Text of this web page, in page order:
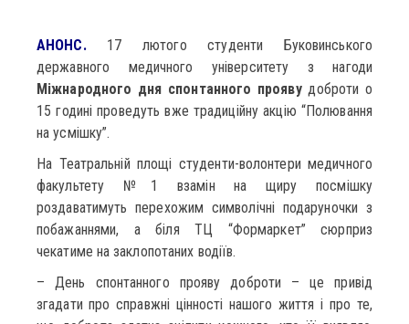
АНОНС.
17 лютого студенти Буковинського
державного медичного університету з нагоди
Міжнародного дня спонтанного проявудоброти о
15 годині проведуть вже традиційну акцію “Полювання
на усмішку”.
На Театральній площі студенти-волонтери медичного
факультету №1 взамін на щиру посмішку
роздаватимуть перехожим символічні подаруночки з
побажаннями, а біля ТЦ “Формаркет” сюрприз
чекатиме на заклопотаних водіїв.
– День спонтанного прояву доброти – це привід
згадати про справжні цінності нашого життя і про те,